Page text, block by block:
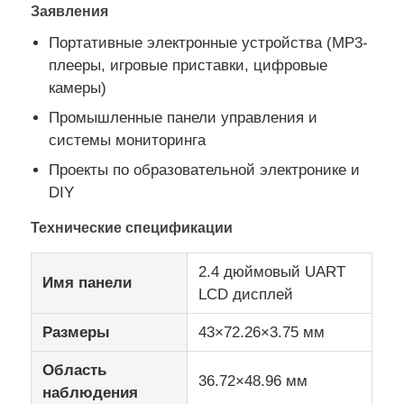
IPS дисплея Lcd
портативный ЖК-монитор
Модуль дисплея OLED
Дисплей LCD автомобиля
Круглый ЖК-экран
Панель экрана касания LCD
Заявления
Портативные электронные устройства (MP3-
плееры, игровые приставки, цифровые
камеры)
Промышленные панели управления и
системы мониторинга
Проекты по образовательной электронике и
DIY
Технические спецификации
Имя панели
2.4 дюймовый UART
LCD дисплей
Размеры 43×72.26×3.75 мм
Область
наблюдения
36.72×48.96 мм